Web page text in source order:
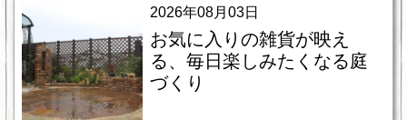
2026年08月03日
お気に入りの雑貨が映え
る、毎日楽しみたくなる庭
づくり